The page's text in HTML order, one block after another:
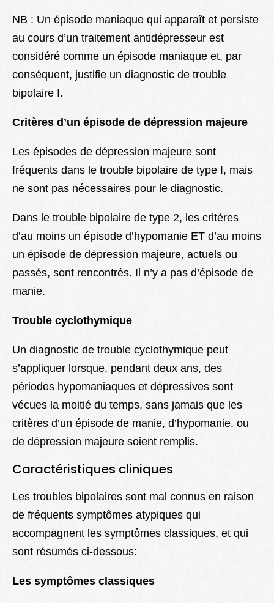
NB : Un épisode maniaque qui apparaît et persiste
au cours d’un traitement antidépresseur est
considéré comme un épisode maniaque et, par
conséquent, justifie un diagnostic de trouble
bipolaire I.
Critères d’un épisode de dépression majeure
Les épisodes de dépression majeure sont
fréquents dans le trouble bipolaire de type I, mais
ne sont pas nécessaires pour le diagnostic.
Dans le trouble bipolaire de type 2, les critères
d’au moins un épisode d’hypomanie ET d’au moins
un épisode de dépression majeure, actuels ou
passés, sont rencontrés. Il n’y a pas d’épisode de
manie.
Trouble cyclothymique
Un diagnostic de trouble cyclothymique peut
s’appliquer lorsque, pendant deux ans, des
périodes hypomaniaques et dépressives sont
vécues la moitié du temps, sans jamais que les
critères d’un épisode de manie, d’hypomanie, ou
de dépression majeure soient remplis.
Caractéristiques cliniques
Les troubles bipolaires sont mal connus en raison
de fréquents symptômes atypiques qui
accompagnent les symptômes classiques, et qui
sont résumés ci-dessous:
Les symptômes classiques